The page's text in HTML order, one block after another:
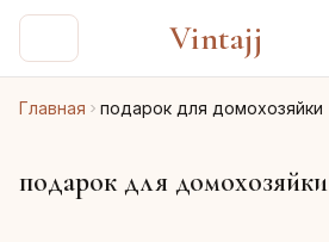
Vintajj
Главная подарок для домохозяйки
подарок для домохозяйки